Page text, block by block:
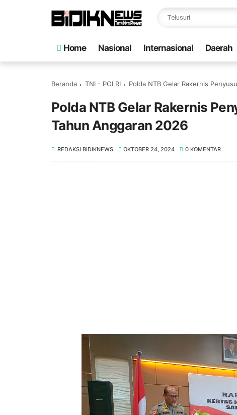
Home Nasional Internasional Daerah
Beranda TNI - POLRI Polda NTB Gelar Rakernis
Polda NTB Gelar Rakernis
Tahun Anggaran 2026
REDAKSI BIDIKNEWS OKTOBER 24, 2024 0 KOMENTAR